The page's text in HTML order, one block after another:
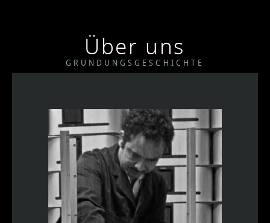
Über uns
GRÜNDUNGSGESCHICHTE